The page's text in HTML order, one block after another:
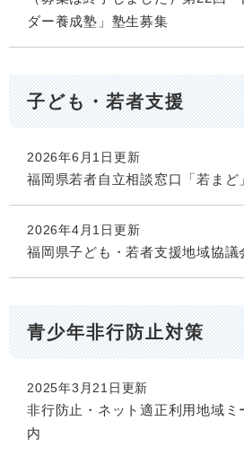
ダー養成塾」塾生募集
子ども・若者支援
2026年6月1日更新
福岡県若者自立相談窓口「若まど
2026年4月1日更新
福岡県子ども・若者支援地域協議
青少年非行防止対策
2025年3月21日更新
非行防止・ネット適正利用地域ミ
内